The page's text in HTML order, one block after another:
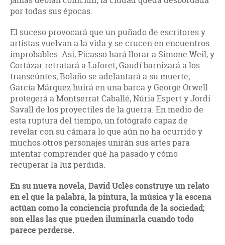
por todas sus épocas.
El suceso provocará que un puñado de escritores y
artistas vuelvan a la vida y se crucen en encuentros
improbables. Así, Picasso hará llorar a Simone Weil, y
Cortázar retratará a Laforet; Gaudí barnizará a los
transeúntes; Bolaño se adelantará a su muerte;
García Márquez huirá en una barca y George Orwell
protegerá a Montserrat Caballé, Núria Espert y Jordi
Savall de los proyectiles de la guerra. En medio de
esta ruptura del tiempo, un fotógrafo capaz de
revelar con su cámara lo que aún no ha ocurrido y
muchos otros personajes unirán sus artes para
intentar comprender qué ha pasado y cómo
recuperar la luz perdida.
En su nueva novela, David Uclés construye un relato
en el que la palabra, la pintura, la música y la escena
actúan como la conciencia profunda de la sociedad;
son ellas las que pueden iluminarla cuando todo
parece perderse.